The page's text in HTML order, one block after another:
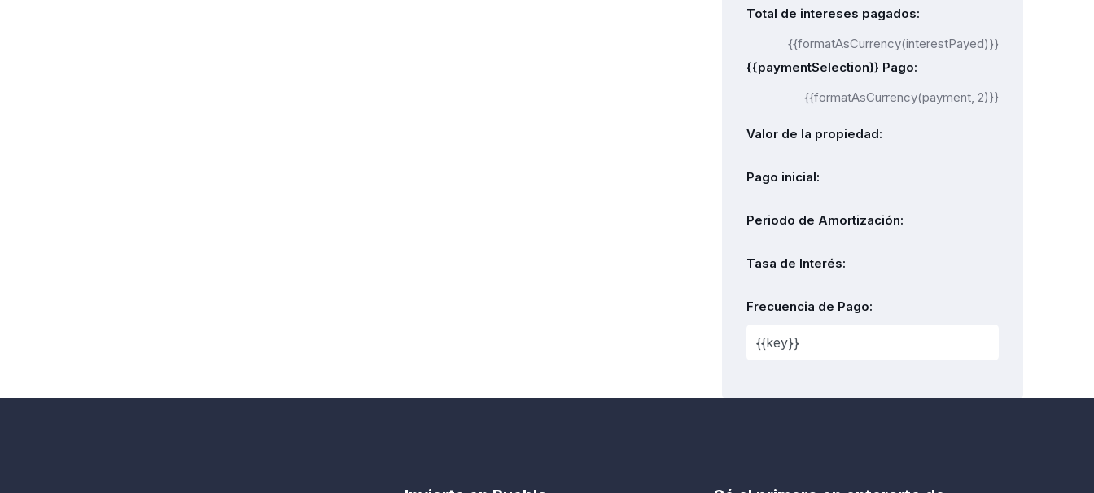
Total de intereses pagados:
{{formatAsCurrency(interestPayed)}}
{{paymentSelection}} Pago:
{{formatAsCurrency(payment, 2)}}
Valor de la propiedad:
Pago inicial:
Periodo de Amortización:
Tasa de Interés:
Frecuencia de Pago: